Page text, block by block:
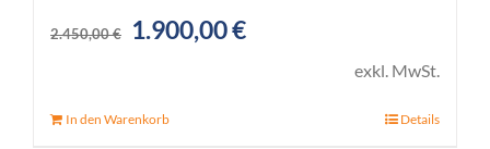
2.450,00€
Ursprünglicher
1.900,00€Aktueller
exkl. MwSt.
In den Warenkorb Details